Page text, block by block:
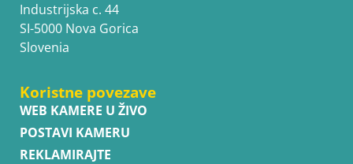
Industrijska c. 44
SI-5000 Nova Gorica
Slovenia
Koristne povezave
WEB KAMERE U ŽIVO
POSTAVI KAMERU
REKLAMIRAJTE